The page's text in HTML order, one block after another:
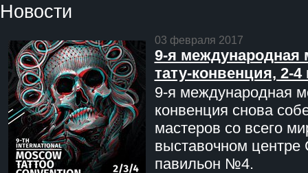
Новости
03 февраля 2017
9-я международная
тату-конвенция, 2-
9-я международная
конвенция снова
мастеров со всего
выставочном центре
павильон №4.